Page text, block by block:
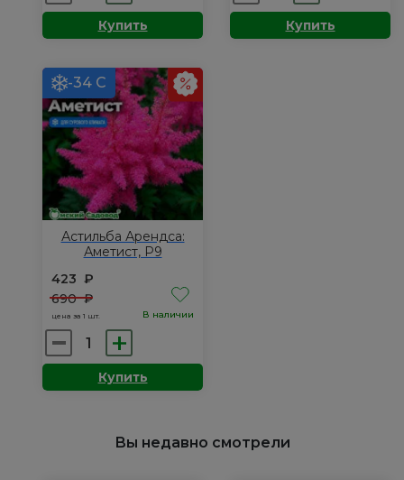
товара
Астильба
Бургунди
Ред,
Р9
Купить
товара
АстильбаКупить
-34 С
Астильба Арендса:
Аметист, Р9
423 ₽
690₽
цена за 1 шт. В наличии
Количество
товара
АстильбаКупить
Вы недавно смотрели